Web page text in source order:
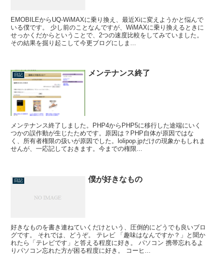
EMOBILEからUQ-WiMAXに乗り換え、最近Xiに変えようかと悩んで
いる僕です。 少し前のことなんですが、WiMAXに乗り換えるときに
せっかくだからということで、2つの速度比較をしてみていました。
その結果を掘り起こして今更ブログにしま...
日記 メンテナンス終了
メンテナンス終了しました。PHP4からPHP5に移行した途端にいく
つかの誤作動が生じたためです。原因は？PHP自体が原因ではな
く、所有者権限の扱いが原因でした。lolipop.jpだけの現象かもしれま
せんが、一応記しておきます。今までの権限...
日記 僕が好きなもの
好きなものを書き連ねていくだけという、圧倒的にどうでも良いブロ
グです。 それでは、どうぞ。 テレビ 「趣味はなんですか？」と聞か
れたら「テレビです」と答える程度に好き。 パソコン 携帯忘れるよ
りパソコン忘れた方が困る程度に好き。 コーヒ...